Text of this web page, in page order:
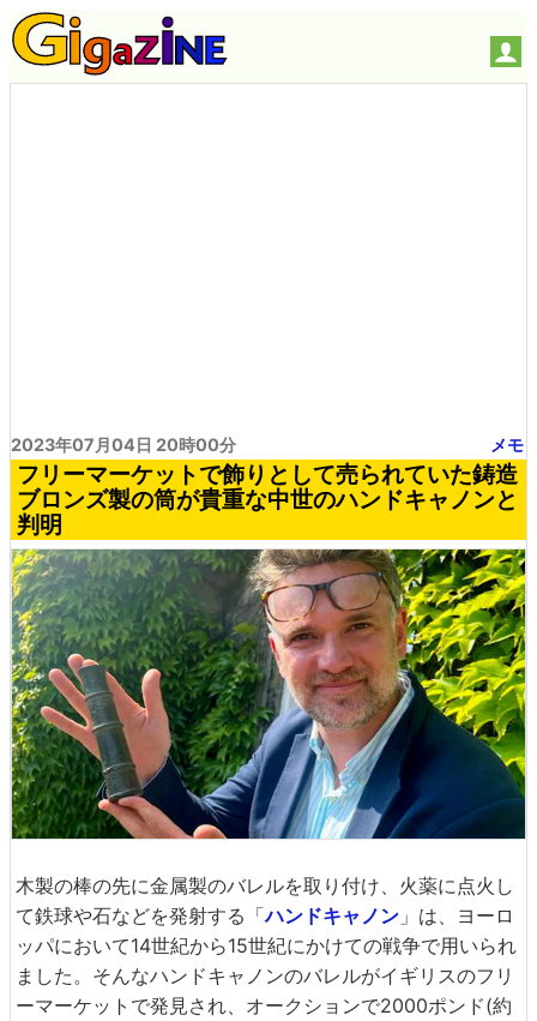
2023年07月04日 20時00分 メモ
フリーマーケットで飾りとして売られていた鋳造
ブロンズ製の筒が貴重な中世のハンドキャノンと
判明
木製の棒の先に金属製のバレルを取り付け、火薬に点火し
て鉄球や石などを発射する「ハンドキャノン 」は、ヨーロ
ッパにおいて14世紀から15世紀にかけての戦争で用いられ
ました。そんなハンドキャノンのバレルがイギリスのフリ
ーマーケットで発見され、オークションで2000ポンド(約